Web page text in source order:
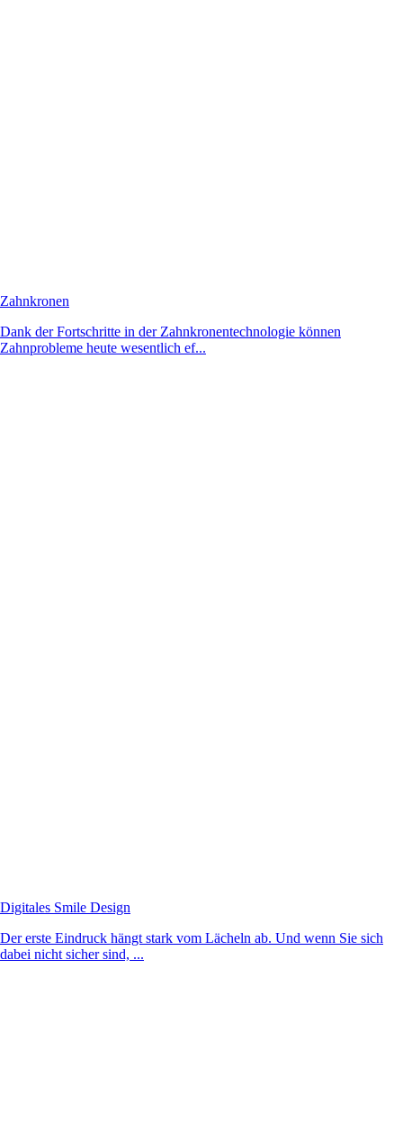
Zahnkronen
Dank der Fortschritte in der Zahnkronentechnologie können
Zahnprobleme heute wesentlich ef...
Digitales Smile Design
Der erste Eindruck hängt stark vom Lächeln ab. Und wenn Sie sich
dabei nicht sicher sind, ...